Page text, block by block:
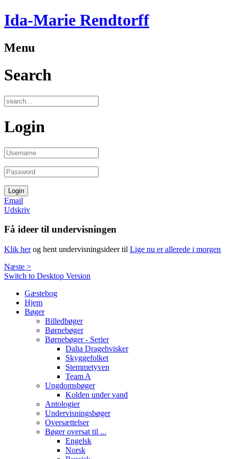
Ida-Marie Rendtorff
Menu
Search
Login
Email
Udskriv
Få ideer til undervisningen
Klik herog hent undervisningsideer til Lige nu er allerede i morgen
Næste >
Switch to Desktop Version
Gæstebog
Hjem
Bøger
Billedbøger
Børnebøger
Børnebøger - Serier
Dalia Dragehvisker
Skyggefolket
Stemmetyven
Team A
Ungdomsbøger
Kolden under vand
Antologier
Undervisningsbøger
Oversættelser
Bøger oversat til ...
Engelsk
Norsk